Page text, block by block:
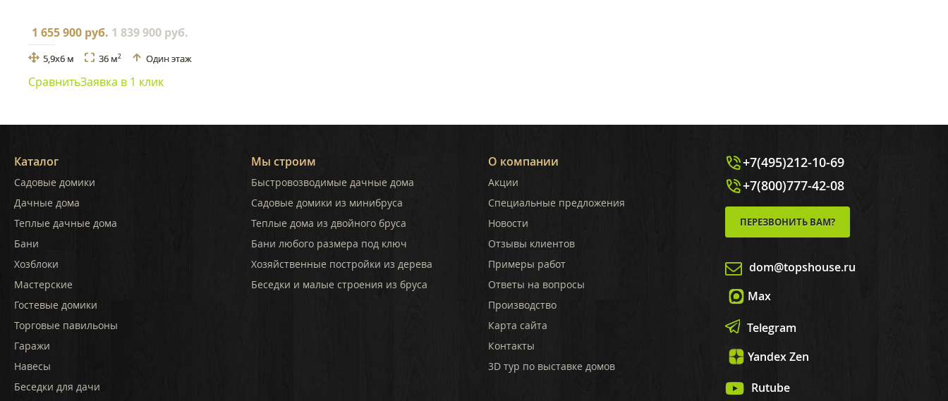
1 655 900 руб. 1 839 900 руб.
5,9x6 м 36 м2 Один этаж
СравнитьЗаявка в 1 клик
Каталог
Садовые домики
Дачные дома
Теплые дачные дома
Бани
Хозблоки
Мастерские
Гостевые домики
Торговые павильоны
Гаражи
Навесы
Беседки для дачи
Мы строим
Быстровозводимые дачные дома
Садовые домики из минибруса
Теплые дома из двойного бруса
Бани любого размера под ключ
Хозяйственные постройки из дерева
Беседки и малые строения из бруса
О компании
Акции
Специальные предложения
Новости
Отзывы клиентов
Примеры работ
Ответы на вопросы
Производство
Карта сайта
Контакты
3D тур по выставке домов
+7(495)212-10-69
+7(800)777-42-08
ПЕРЕЗВОНИТЬ ВАМ?
dom@topshouse.ru
Max
Telegram
Yandex Zen
Rutube